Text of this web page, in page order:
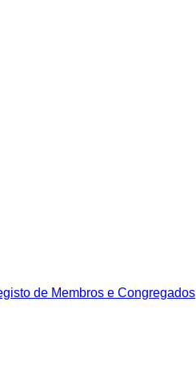
de Membros e Congregados